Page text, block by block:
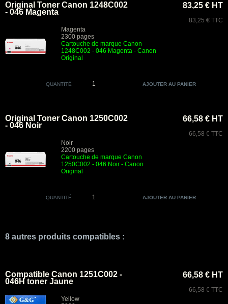
Original Toner Canon 1248C002
- 046 Magenta
Magenta
2300 pages
Cartouche de marque Canon
1248C002 - 046 Magenta - Canon
Original
83,25 € HT
83,25 € TTC
QUANTITÉ
Original Toner Canon 1250C002
- 046 Noir
Noir
2200 pages
Cartouche de marque Canon
1250C002 - 046 Noir - Canon
Original
66,58 € HT
66,58 € TTC
QUANTITÉ
8 autres produits compatibles :
Compatible Canon 1251C002 -
046H toner Jaune
Yellow
66,58 € HT
66,58 € TTC